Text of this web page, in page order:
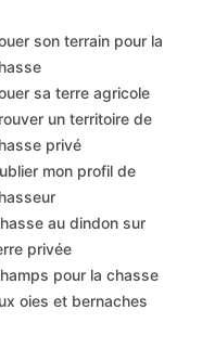
son terrain pour la
sa terre agricole
un territoire de
privé
mon profil de
au dindon sur
privée
pour la chasse
oies et bernaches